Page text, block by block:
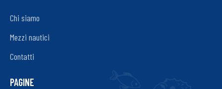
Chi siamo
Mezzi nautici
Contatti
PAGINE